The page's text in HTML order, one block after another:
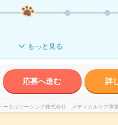
もっと見る
応募へ進む 詳
ータルソーシング株式会社 メディカルケア事